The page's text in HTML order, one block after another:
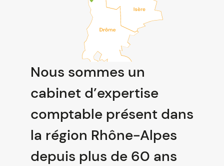
Nous sommes un
cabinet d’expertise
comptable présent dans
la région Rhône-Alpes
depuis plus de 60 ans